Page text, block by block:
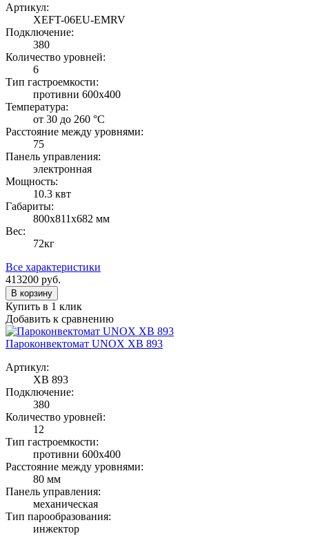
Артикул:
XEFT-06EU-EMRV
Подключение:
380
Количество уровней:
6
Тип гастроемкости:
противни 600х400
Температура:
от 30 до 260 °С
Расстояние между уровнями:
75
Панель управления:
электронная
Мощность:
10.3 квт
Габариты:
800х811х682 мм
Вес:
72кг
Все характеристики
413200 руб.
В корзину
Купить в 1 клик
Добавить к сравнению
Пароконвектомат UNOX XB 893
Артикул:
XB 893
Подключение:
380
Количество уровней:
12
Тип гастроемкости:
противни 600х400
Расстояние между уровнями:
80 мм
Панель управления:
механическая
Тип парообразования:
инжектор